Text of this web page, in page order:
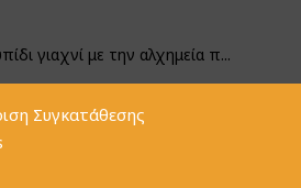
Συγκατάθεσης
γιαχνί με την αλχημεία π...
γεμιστές με ρύζι και ριζό...